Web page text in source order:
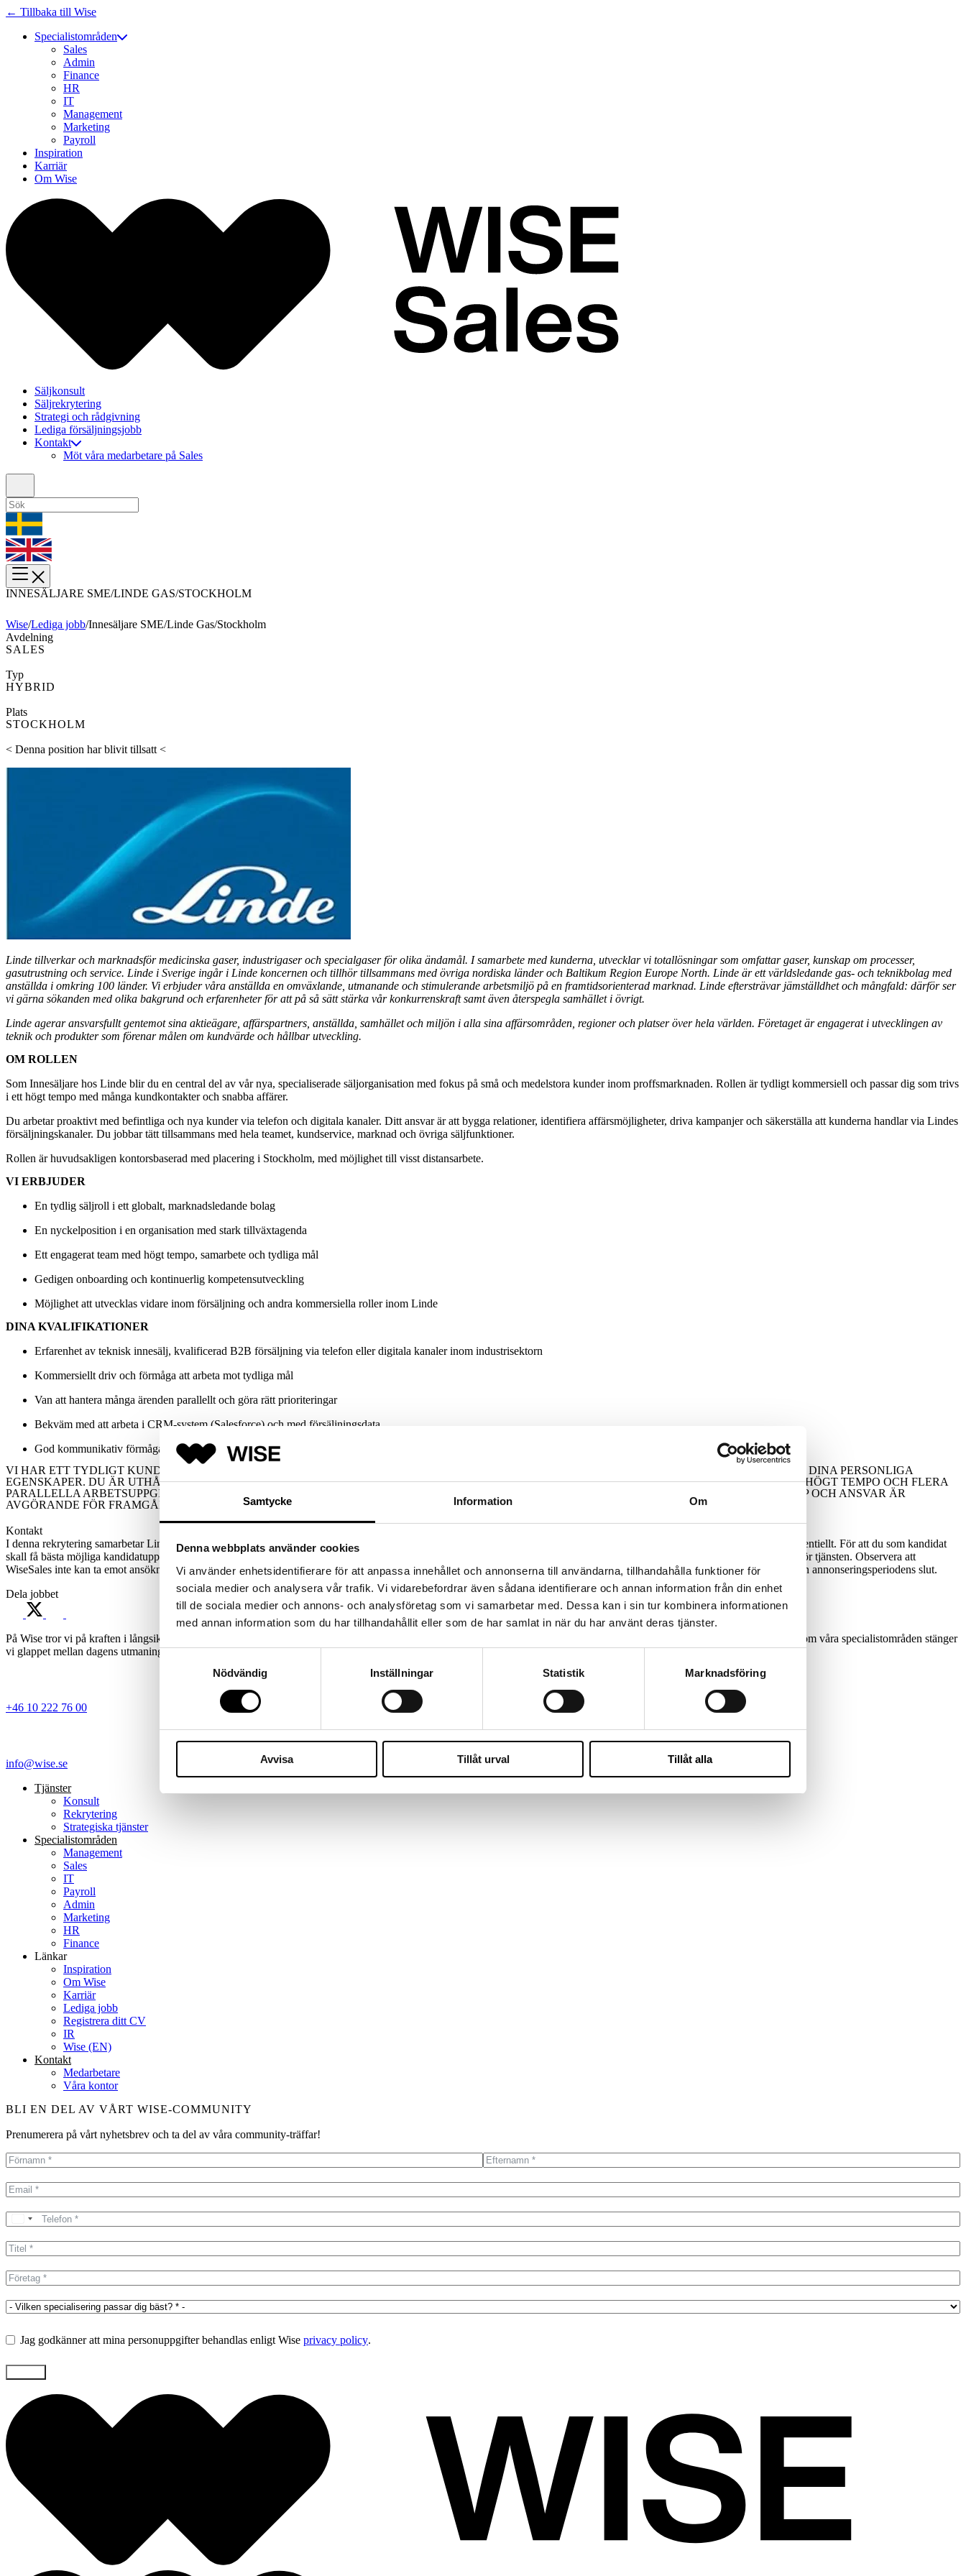
Samtycke Information Om
Denna webbplats använder cookies
Vi använder enhetsidentifierare för att anpassa innehållet och annonserna till användarna, tillhandahålla funktioner för
sociala medier och analysera vår trafik. Vi vidarebefordrar även sådana identifierare och annan information från din enhet
till de sociala medier och annons- och analysföretag som vi samarbetar med. Dessa kan i sin tur kombinera informationen
med annan information som du har tillhandahållit eller som de har samlat in när du har använt deras tjänster.
Samtyckesval
Nödvändig
Inställningar Statistik Marknadsföring
Avvisa Tillåt urval Tillåt alla
← Tillbaka till Wise
Specialistområden
Sales
Admin
Finance
HR
IT
Management
Marketing
Payroll
Inspiration
Karriär
Om Wise
Säljkonsult
Säljrekrytering
Strategi och rådgivning
Lediga försäljningsjobb
Kontakt
Möt våra medarbetare på Sales
INNESÄLJARE SME/LINDE GAS/STOCKHOLM
Wise/Lediga jobb/Innesäljare SME/Linde Gas/Stockholm
Avdelning
SALES
Typ
HYBRID
Plats
STOCKHOLM
< Denna position har blivit tillsatt <
Linde tillverkar och marknadsför medicinska gaser, industrigaser och specialgaser för olika ändamål. I samarbete med kunderna, utvecklar vi totallösningar som omfattar gaser, kunskap om processer,
gasutrustning och service. Linde i Sverige ingår i Linde koncernen och tillhör tillsammans med övriga nordiska länder och Baltikum Region Europe North. Linde är ett världsledande gas- och teknikbolag med
anställda i omkring 100 länder. Vi erbjuder våra anställda en omväxlande, utmanande och stimulerande arbetsmiljö på en framtidsorienterad marknad. Linde eftersträvar jämställdhet och mångfald: därför ser
vi gärna sökanden med olika bakgrund och erfarenheter för att på så sätt stärka vår konkurrenskraft samt även återspegla samhället i övrigt.
Linde agerar ansvarsfullt gentemot sina aktieägare, affärspartners, anställda, samhället och miljön i alla sina affärsområden, regioner och platser över hela världen. Företaget är engagerat i utvecklingen av
teknik och produkter som förenar målen om kundvärde och hållbar utveckling.
OM ROLLEN
Som Innesäljare hos Linde blir du en central del av vår nya, specialiserade säljorganisation med fokus på små och medelstora kunder inom proffsmarknaden. Rollen är tydligt kommersiell och passar dig som trivs
i ett högt tempo med många kundkontakter och snabba affärer.
Du arbetar proaktivt med befintliga och nya kunder via telefon och digitala kanaler. Ditt ansvar är att bygga relationer, identifiera affärsmöjligheter, driva kampanjer och säkerställa att kunderna handlar via Lindes
försäljningskanaler. Du jobbar tätt tillsammans med hela teamet, kundservice, marknad och övriga säljfunktioner.
Rollen är huvudsakligen kontorsbaserad med placering i Stockholm, med möjlighet till visst distansarbete.
VI ERBJUDER
En tydlig säljroll i ett globalt, marknadsledande bolag
En nyckelposition i en organisation med stark tillväxtagenda
Ett engagerat team med högt tempo, samarbete och tydliga mål
Gedigen onboarding och kontinuerlig kompetensutveckling
Möjlighet att utvecklas vidare inom försäljning och andra kommersiella roller inom Linde
DINA KVALIFIKATIONER
Erfarenhet av teknisk innesälj, kvalificerad B2B försäljning via telefon eller digitala kanaler inom industrisektorn
Kommersiellt driv och förmåga att arbeta mot tydliga mål
Van att hantera många ärenden parallellt och göra rätt prioriteringar
Bekväm med att arbeta i CRM-system (Salesforce) och med försäljningsdata
God kommunikativ förmåga och intresse för tekniska produkter
VI HAR ETT TYDLIGT KUNDFOKUS DÄR BASEN BYGGER PÅ RELATIONSBYGGANDE, BÅDE INTERNT OCH EXTERNT.
VI LÄGGER STOR VIKT VID DINA PERSONLIGA
EGENSKAPER. DU ÄR UTHÅLLIG OCH LÖSNINGSORIENTERAD, MED EN STARK DRIVKRAFT ATT SKAPA AFFÄRER ÄVEN UNDER PERIODER MED HÖGT TEMPO OCH FLERA
PARALLELLA ARBETSUPPGIFTER SOM EN NATURLIG DEL AV DITT DAGLIGA ARBETE.
DU TRIVS I EN MILJÖ DÄR SAMARBETE, SJÄLVLEDARSKAP OCH ANSVAR ÄR
AVGÖRANDE FÖR FRAMGÅNG.
Kontakt
I denna rekrytering samarbetar Linde Gas med Wise Sales (fd.Salesonly) och senior rekryteringskonsult Shahnoza Ibragimova. Alla ansökningar och kontakter behandlas konfidentiellt. För att du som kandidat
skall få bästa möjliga kandidatupplevelse, ber vi dig ödmjukt att söka tjänsten i ett första steg så kommer ansvarig rekryterare ta kontakt med dig om du har en matchande profil för tjänsten. Observera att
WiseSales inte kan ta emot ansökningar via e-post. För att din ansökan ska behandlas – skicka in din ansökan via ”Ansök här” i annonsen. Tjänsten kan komma att tillsättas innan annonseringsperiodens slut.
Dela jobbet
På Wise tror vi på kraften i långsiktiga matchningar där expertis, nyfikenhet och mod möter människors potential. Genom konsultlösningar, rekrytering och strategiska tjänster inom våra specialistområden stänger
vi glappet mellan dagens utmaningar och morgondagens möjligheter – så att både människor och organisationer kan växa hållbart. Go the Wise Way.
+46 10 222 76 00
info@wise.se
Tjänster
Konsult
Rekrytering
Strategiska tjänster
Specialist­områden
Management
Sales
IT
Payroll
Admin
Marketing
HR
Finance
Länkar
Inspiration
Om Wise
Karriär
Lediga jobb
Registrera ditt CV
IR
Wise (EN)
Kontakt
Medarbetare
Våra kontor
BLI EN DEL AV VÅRT WISE-COMMUNITY
Prenumerera på vårt nyhetsbrev och ta del av våra community-träffar!
Jag godkänner att mina personuppgifter behandlas enligt Wise privacy policy.